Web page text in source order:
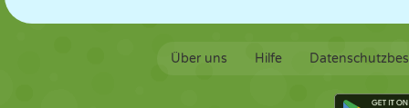
Über uns Hilfe